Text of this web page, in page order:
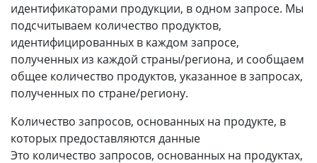
идентификаторами продукции, в одном запросе. Мы
подсчитываем количество продуктов,
идентифицированных в каждом запросе,
полученных из каждой страны/региона, и сообщаем
общее количество продуктов, указанное в запросах,
полученных по стране/региону.
Количество запросов, основанных на продукте, в
которых предоставляются данные
Это количество запросов, основанных на продуктах,